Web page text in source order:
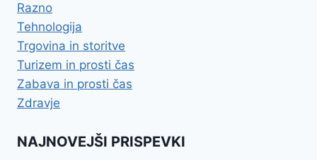
Razno
Tehnologija
Trgovina in storitve
Turizem in prosti čas
Zabava in prosti čas
Zdravje
NAJNOVEJŠI PRISPEVKI